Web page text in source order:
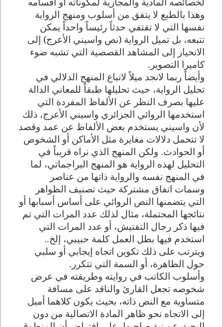
وهذا بالطبع لا يتفق من أسلوب ومنهج الرواية
نفسها التي لا تقتفي حدثاً رئيساً واحداً يمكن
تتبعه، بل تميل الرواية (نص واسيني الأعرج) إلى
الانحياز إلى المشاهد القصصية التي تشبه ضوء
كاميرا التصوير.
وأيضاً ربما لانجد ميلاً لاتباع المنهج الدلالي في
تحليل الرواية، حيث تحليلها طبقاً للمعاني الدالة
عليها بصرف النظر عن الألفاظ المفردة التي
استخدمها الروائي الجزائري واسيني الأعرج، ذلك
لأن واسيني يستخدم بعض الألفاظ عن عمد وقصد
لا تتحمل دلالات مغايرة مثل الأماكن أو الشخوص
أو الحوادث. ولكن المنهج الذي نراه قريباً في
التحليل لهذه الرواية هو المنهج البراجماتي، لما
في المنهج نفسه والرواية ذاتها من عناصر
وسمات اتفاق مشتركة حيث تصنيف الظواهر
التي يتضمنها النص الروائي على أساس أسبابها أو
نتائجها المحتملة، مثال لذلك عدد المرات التي تم
فيها ذكر رجال التفتيش، أو عدد المرات التي
استخدم فيها بطل العمل كلمة حبيبي، إلخ..
ويترتب على ذلك تكوين اتجاه إيجابي أو سلبي
حول الظاهرة، أو السمة التي تتكرر.
وأسلوب الكاتب في روايته وطريقته في عرض
شخوصه تجعل القارئ والناقد على مسافة
متساوية مع النص ذاته، بحيث يكون كلاهما أميل
إلى الاتجاه نحو ظاهر المادة الاتصالية من دون